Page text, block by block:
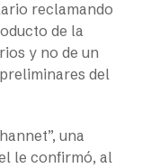
reclamando
de la
y no de un
del
una
le confirmó, al